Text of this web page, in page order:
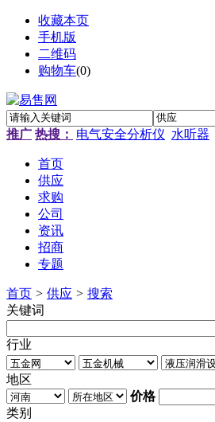
收藏本页
手机版
二维码
购物车(0)
推广 热搜： 电气安全分析仪 水听器
首页
供应
求购
公司
资讯
招商
专题
首页 > 供应 > 搜索
关键词
行业
地区
价格
类别